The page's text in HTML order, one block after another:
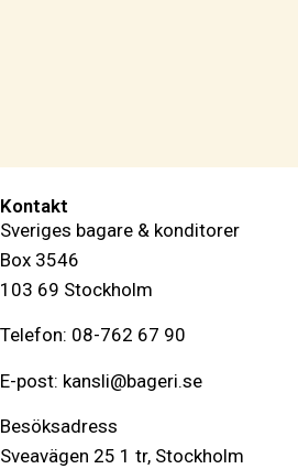
Kontakt
Sveriges bagare & konditorer
Box 3546
103 69 Stockholm
Telefon: 08-762 67 90
E-post: kansli@bageri.se
Besöksadress
Sveavägen 25 1 tr, Stockholm